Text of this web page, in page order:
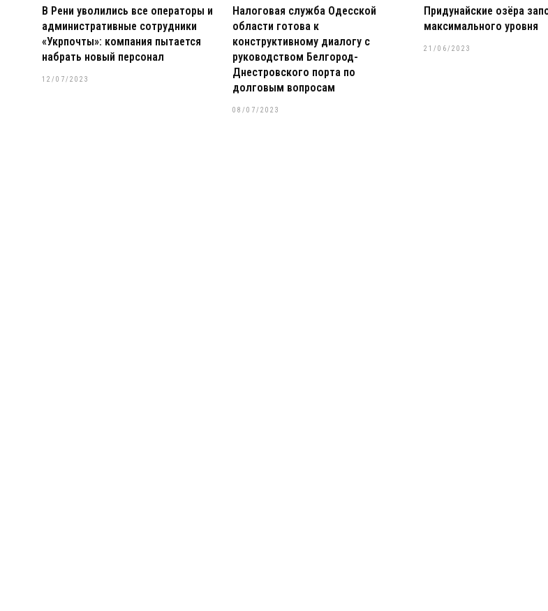
В Рени уволились все операторы и
административные сотрудники
«Укрпочты»: компания пытается
набрать новый персонал
12/07/2023
Налоговая служба Одесской
области готова к
конструктивному диалогу с
руководством Белгород-
Днестровского порта по
долговым вопросам
08/07/2023
Придунайские озёра
максимального уровня
21/06/2023